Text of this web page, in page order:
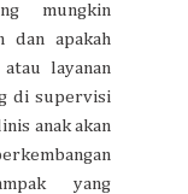
mungkin
dan apakah
layanan
di supervisi
anak akan
yang